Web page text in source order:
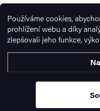
Používáme cookies,
prohlížení webu a díky
zlepšovali jeho funkce,